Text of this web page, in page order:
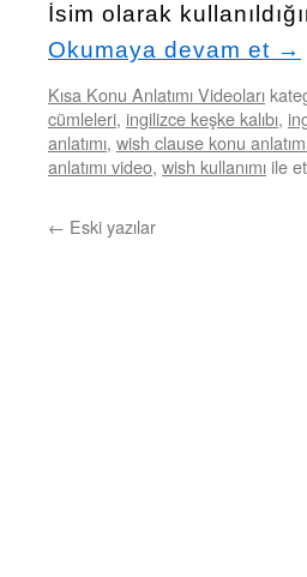
İsim olarak
Okumaya devam et →
Kısa Konu Anlatımı Videoları
cümleleri, ingilizce keşke kalıbı,
anlatımı, wish clause konu
anlatımı video, wish kullanımı ile
← Eski yazılar